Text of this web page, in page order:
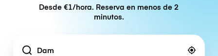
Desde €1/hora. Reserva en menos de 2
minutos.
Location